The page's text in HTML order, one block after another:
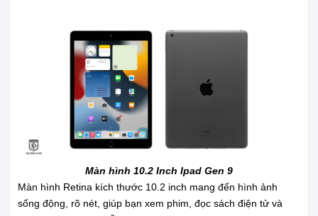
Màn hình 10.2 Inch Ipad Gen 9
Màn hình Retina kích thước 10.2 inch mang đến hình ảnh
sống động, rõ nét, giúp bạn xem phim, đọc sách điện tử và